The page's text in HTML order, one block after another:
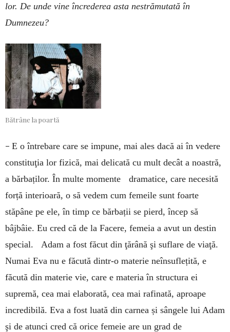
lor. De unde vine încrederea asta nestrămutată în
Dumnezeu?
Bătrâne la poartă
– E o întrebare care se impune, mai ales dacă ai în vedere
constituţia lor fizică, mai delicată cu mult decât a noastră,
a bărbaților. În multe momente dramatice, care necesită
forță interioară, o să vedem cum femeile sunt foarte
stăpâne pe ele, în timp ce bărbații se pierd, încep să
bâjbâie. Eu cred că de la Facere, femeia a avut un destin
special. Adam a fost făcut din ţărână şi suflare de viaţă.
Numai Eva nu e făcută dintr-o materie neînsuflețită, e
făcută din materie vie, care e materia în structura ei
supremă, cea mai elaborată, cea mai rafinată, aproape
incredibilă. Eva a fost luată din carnea și sângele lui Adam
şi de atunci cred că orice femeie are un grad de